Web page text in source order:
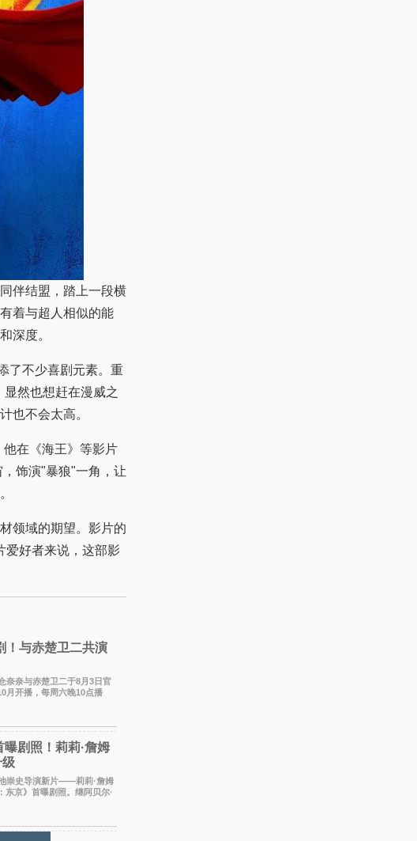
伴结盟，踏上一段横
着与超人相似的能
深度。
不少喜剧元素。重
然也想赶在漫威之
也不会太高。
在《海王》等影片
饰演"暴狼"一角，让
领域的期望。影片的
爱好者来说，这部影
！与赤楚卫二共演
月开播，每周六晚10点播
之后，暌违12年再度担
剧照！莉莉·詹姆
史导演新片——莉莉·詹姆
东京》首曝剧照。继阿贝尔·
尉》和沃纳·赫